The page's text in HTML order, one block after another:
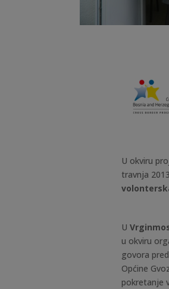
U okviru
travnja
U
u okviru
govora
Općine
pokretanje